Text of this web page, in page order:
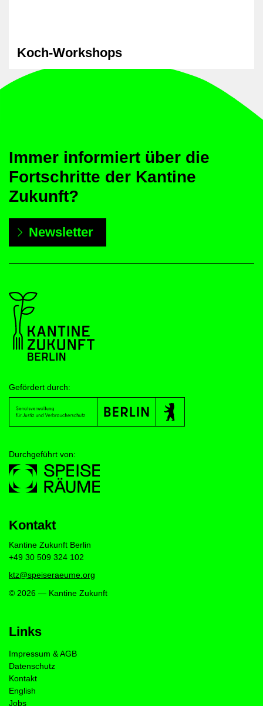
Koch-Workshops
Immer informiert über die
Fortschritte der Kantine
Zukunft?
Newsletter
Gefördert durch:
Durchgeführt von:
Kontakt
Kantine Zukunft Berlin
+49 30 509 324 102
ktz@speiseraeume.org
© 2026 — Kantine Zukunft
Links
Impressum & AGB
Datenschutz
Kontakt
English
Jobs